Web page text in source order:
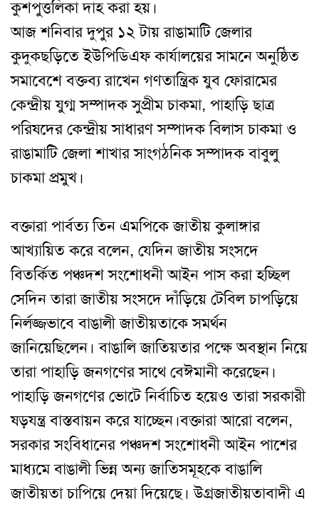
কুশপুত্তলিকা দাহ করা হয়।
আজ শনিবার দুপুর ১২ টায় রাঙামাটি জেলার
কুদুকছড়িতে ইউপিডিএফ কার্যালয়ের সামনে অনুষ্ঠিত
সমাবেশে বক্তব্য রাখেন গণতান্ত্রিক যুব ফোরামের
কেন্দ্রীয় যুগ্ম সম্পাদক সুপ্রীম চাকমা, পাহাড়ি ছাত্র
পরিষদের কেন্দ্রীয় সাধারণ সম্পাদক বিলাস চাকমা ও
রাঙামাটি জেলা শাখার সাংগঠনিক সম্পাদক বাবুলু
চাকমা প্রমুখ।
বক্তারা পার্বত্য তিন এমপিকে জাতীয় কুলাঙ্গার
আখ্যায়িত করে বলেন, যেদিন জাতীয় সংসদে
বিতর্কিত পঞ্চদশ সংশোধনী আইন পাস করা হচ্ছিল
সেদিন তারা জাতীয় সংসদে দাঁড়িয়ে টেবিল চাপড়িয়ে
নির্লজ্জভাবে বাঙালী জাতীয়তাকে সমর্থন
জানিয়েছিলেন। বাঙালি জাতিয়তার পক্ষে অবস্থান নিয়ে
তারা পাহাড়ি জনগণের সাথে বেঈমানী করেছেন।
পাহাড়ি জনগণের ভোটে নির্বাচিত হয়েও তারা সরকারী
ষড়যন্ত্র বাস্তবায়ন করে যাচ্ছেন।বক্তারা আরো বলেন,
সরকার সংবিধানের পঞ্চদশ সংশোধনী আইন পাশের
মাধ্যমে বাঙালী ভিন্ন অন্য জাতিসমূহকে বাঙালি
জাতীয়তা চাপিয়ে দেয়া দিয়েছে। উগ্রজাতীয়তাবাদী এ